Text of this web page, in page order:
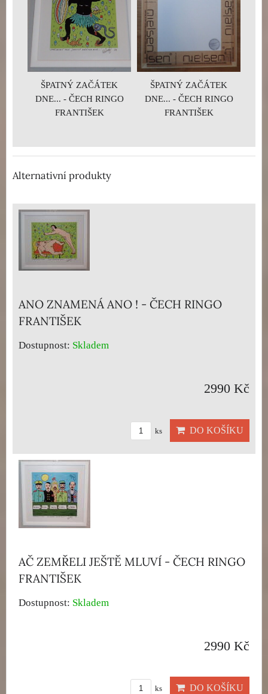
ŠPATNÝ ZAČÁTEK
DNE... - ČECH RINGO
FRANTIŠEK
ŠPATNÝ ZAČÁTEK
DNE... - ČECH RINGO
FRANTIŠEK
Alternativní produkty
ANO ZNAMENÁ ANO ! - ČECH RINGO
FRANTIŠEK
Dostupnost: Skladem
2990 Kč
ks DO KOŠÍKU
AČ ZEMŘELI JEŠTĚ MLUVÍ - ČECH RINGO
FRANTIŠEK
Dostupnost: Skladem
2990 Kč
ks DO KOŠÍKU